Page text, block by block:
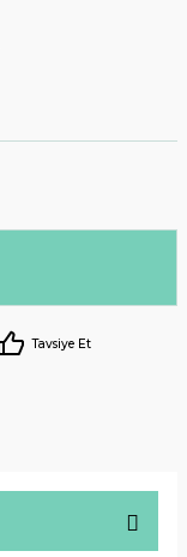
Tavsiye Et